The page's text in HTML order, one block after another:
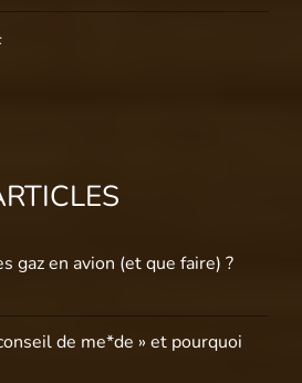
gaz en avion (et que faire) ?
de me*de » et pourquoi